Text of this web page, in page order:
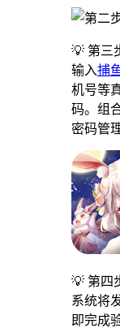
💡 第三
输入捕
机号等
码。组
密码管
💡 第四
系统将
即完成